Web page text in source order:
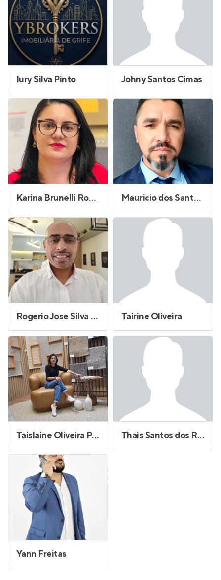
Iury Silva Pinto Johny Santos Cimas
Karina Brunelli Rodrigues da Silva Mauricio dos Santos Silva
Rogerio Jose Silva Borges Tairine Oliveira
Taislaine Oliveira P Coelho Thais Santos dos Reis
Yann Freitas